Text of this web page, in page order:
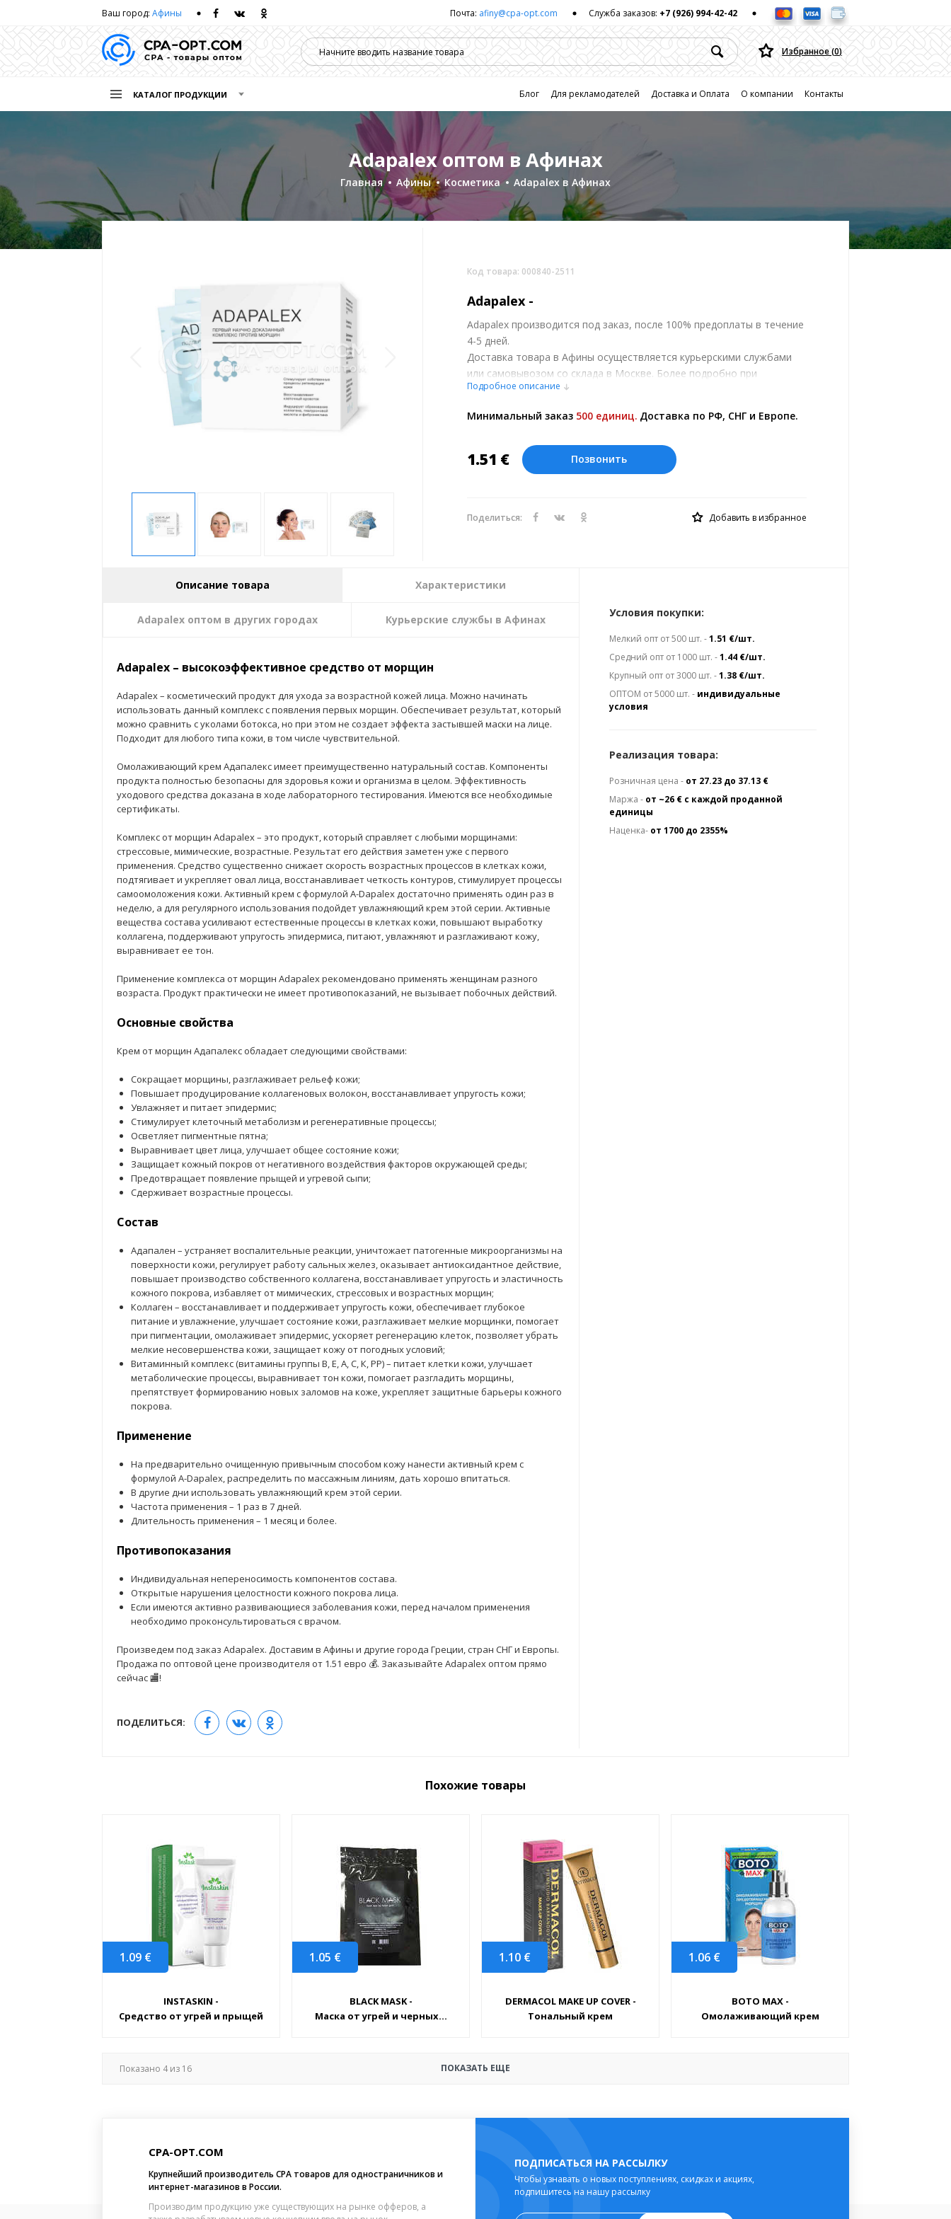
Ваш город: Афины Почта: afiny@cpa-opt.com Служба заказов: +7 (926) 994-42-42
Избранное (0)
КАТАЛОГ ПРОДУКЦИИ Блог Для рекламодателей Доставка и Оплата О компании Контакты
Главная Афины Косметика Adapalex в Афинах
Adapalex оптом в Афинах
Код товара: 000840-2511
Adapalex -
Adapalex производится под заказ, после 100% предоплаты в течение
4-5 дней.
Доставка товара в Афины осуществляется курьерскими службами
или самовывозом со склада в Москве. Более подробно при
обсуждении заказа с менеджером.
курсу ЦБ РФ на 07.08.2026. Текущий курс 10 руб.= 0.137508 €
Подробное описание
Минимальный заказ 500 единиц. Доставка по РФ, СНГ и Европе.
1.51 € Позвонить
Поделиться: Добавить в избранное
Описание товара Характеристики
Adapalex оптом в других городах Курьерские службы в Афинах
Adapalex – высокоэффективное средство от морщин
Adapalex – косметический продукт для ухода за возрастной кожей лица. Можно начинать
использовать данный комплекс с появления первых морщин. Обеспечивает результат, который
можно сравнить с уколами ботокса, но при этом не создает эффекта застывшей маски на лице.
Подходит для любого типа кожи, в том числе чувствительной.
Омолаживающий крем Адапалекс имеет преимущественно натуральный состав. Компоненты
продукта полностью безопасны для здоровья кожи и организма в целом. Эффективность
уходового средства доказана в ходе лабораторного тестирования. Имеются все необходимые
сертификаты.
Комплекс от морщин Adapalex – это продукт, который справляет с любыми морщинами:
стрессовые, мимические, возрастные. Результат его действия заметен уже с первого
применения. Средство существенно снижает скорость возрастных процессов в клетках кожи,
подтягивает и укрепляет овал лица, восстанавливает четкость контуров, стимулирует процессы
самоомоложения кожи. Активный крем с формулой A-Dapalex достаточно применять один раз в
неделю, а для регулярного использования подойдет увлажняющий крем этой серии. Активные
вещества состава усиливают естественные процессы в клетках кожи, повышают выработку
коллагена, поддерживают упругость эпидермиса, питают, увлажняют и разглаживают кожу,
выравнивает ее тон.
Применение комплекса от морщин Adapalex рекомендовано применять женщинам разного
возраста. Продукт практически не имеет противопоказаний, не вызывает побочных действий.
Основные свойства
Крем от морщин Адапалекс обладает следующими свойствами:
Сокращает морщины, разглаживает рельеф кожи;
Повышает продуцирование коллагеновых волокон, восстанавливает упругость кожи;
Увлажняет и питает эпидермис;
Стимулирует клеточный метаболизм и регенеративные процессы;
Осветляет пигментные пятна;
Выравнивает цвет лица, улучшает общее состояние кожи;
Защищает кожный покров от негативного воздействия факторов окружающей среды;
Предотвращает появление прыщей и угревой сыпи;
Сдерживает возрастные процессы.
Состав
Адапален – устраняет воспалительные реакции, уничтожает патогенные микроорганизмы на
поверхности кожи, регулирует работу сальных желез, оказывает антиоксидантное действие,
повышает производство собственного коллагена, восстанавливает упругость и эластичность
кожного покрова, избавляет от мимических, стрессовых и возрастных морщин;
Коллаген – восстанавливает и поддерживает упругость кожи, обеспечивает глубокое
питание и увлажнение, улучшает состояние кожи, разглаживает мелкие морщинки, помогает
при пигментации, омолаживает эпидермис, ускоряет регенерацию клеток, позволяет убрать
мелкие несовершенства кожи, защищает кожу от погодных условий;
Витаминный комплекс (витамины группы В, Е, А, С, К, РР) – питает клетки кожи, улучшает
метаболические процессы, выравнивает тон кожи, помогает разгладить морщины,
препятствует формированию новых заломов на коже, укрепляет защитные барьеры кожного
покрова.
Применение
На предварительно очищенную привычным способом кожу нанести активный крем с
формулой A-Dapalex, распределить по массажным линиям, дать хорошо впитаться.
В другие дни использовать увлажняющий крем этой серии.
Частота применения – 1 раз в 7 дней.
Длительность применения – 1 месяц и более.
Противопоказания
Индивидуальная непереносимость компонентов состава.
Открытые нарушения целостности кожного покрова лица.
Если имеются активно развивающиеся заболевания кожи, перед началом применения
необходимо проконсультироваться с врачом.
Произведем под заказ Adapalex. Доставим в Афины и другие города Греции, стран СНГ и Европы.
Продажа по оптовой цене производителя от 1.51 евро 💰. Заказывайте Adapalex оптом прямо
сейчас 🏬!
ПОДЕЛИТЬСЯ:
Условия покупки:
Мелкий опт от 500 шт. -1.51 €/шт.
Средний опт от 1000 шт. -1.44 €/шт.
Крупный опт от 3000 шт. -1.38 €/шт.
ОПТОМ от 5000 шт. - индивидуальные
условия
Реализация товара:
Розничная цена - от 27.23 до 37.13 €
Маржа - от ~26 € с каждой проданной
единицы
Наценка- от 1700 до 2355%
Похожие товары
1.09 €
INSTASKIN -
Средство от угрей и прыщей
1.05 €
BLACK MASK -
Маска от угрей и черных...
1.10 €
DERMACOL MAKE UP COVER -
Тональный крем
1.06 €
BOTO MAX -
Омолаживающий крем
Показано 4из 16 ПОКАЗАТЬ ЕЩЕ
CPA-OPT.COM
Крупнейший производитель CPA товаров для одностраничников и
интернет-магазинов в России.
Производим продукцию уже существующих на рынке офферов, а
ПОДПИСАТЬСЯ НА РАССЫЛКУ
Чтобы узнавать о новых поступлениях, скидках и акциях,
подпишитесь на нашу рассылку